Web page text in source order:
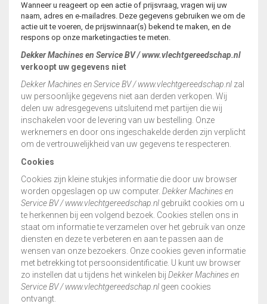
Wanneer u reageert op een actie of prijsvraag, vragen wij uw
naam, adres en e-mailadres. Deze gegevens gebruiken we om de
actie uit te voeren, de prijswinnaar(s) bekend te maken, en de
respons op onze marketingacties te meten.
Dekker Machines en Service BV / www.vlechtgereedschap.nl
verkoopt uw gegevens niet
Dekker Machines en Service BV / www.vlechtgereedschap.nl zal
uw persoonlijke gegevens niet aan derden verkopen. Wij
delen uw adresgegevens uitsluitend met partijen die wij
inschakelen voor de levering van uw bestelling. Onze
werknemers en door ons ingeschakelde derden zijn verplicht
om de vertrouwelijkheid van uw gegevens te respecteren.
Cookies
Cookies zijn kleine stukjes informatie die door uw browser
worden opgeslagen op uw computer. Dekker Machines en
Service BV/ www.vlechtgereedschap.nl gebruikt cookies om u
te herkennen bij een volgend bezoek. Cookies stellen ons in
staat om informatie te verzamelen over het gebruik van onze
diensten en deze te verbeteren en aan te passen aan de
wensen van onze bezoekers. Onze cookies geven informatie
met betrekking tot persoonsidentificatie. U kunt uw browser
zo instellen dat u tijdens het winkelen bij Dekker Machines en
Service BV/ www.vlechtgereedschap.nl geen cookies
ontvangt.